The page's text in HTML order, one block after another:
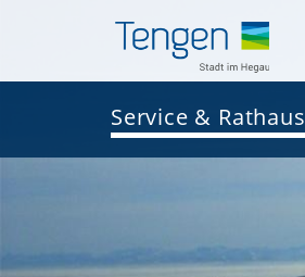
Service & Rathaus